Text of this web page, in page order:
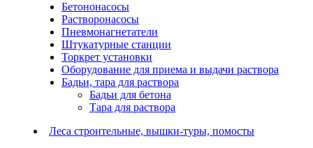
Бетононасосы
Растворонасосы
Пневмонагнетатели
Штукатурные станции
Торкрет установки
Оборудование для приема и выдачи раствора
Бадьи, тара для раствора
Бадьи для бетона
Тара для раствора
Леса строительные, вышки-туры, помосты